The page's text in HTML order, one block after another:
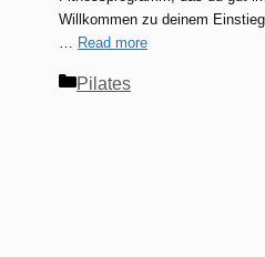
Willkommen zu deinem
… Read more
Kategorien
Pilates